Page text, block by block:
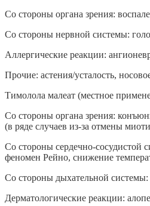
Со стороны органа зрения:
Со стороны нервной системы:
Аллергические реакции:
Прочие: астения/усталость,
Тимолола малеат (местное
Со стороны органа зрения:
(в ряде случаев из-за отмены
Со стороны сердечно-сосудистой
феномен Рейно, снижение
Со стороны дыхательной
Дерматологические реакции: